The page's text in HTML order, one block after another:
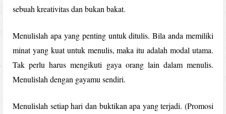
sebuah kreativitas dan bukan bakat.
Menulislah apa yang penting untuk ditulis. Bila anda memiliki
minat yang kuat untuk menulis, maka itu adalah modal utama.
Tak perlu harus mengikuti gaya orang lain dalam menulis.
Menulislah dengan gayamu sendiri.
Menulislah setiap hari dan buktikan apa yang terjadi. (Promosi